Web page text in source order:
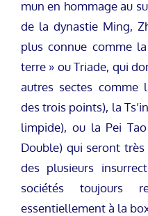
mun en hommage au
de la dynastie Ming,
plus connue comme
terre » ou Triade, qui
autres sectes comme
des trois points), la
limpide), ou la Pei
Double) qui seront
des plusieurs
sociétés
essentiellement à la